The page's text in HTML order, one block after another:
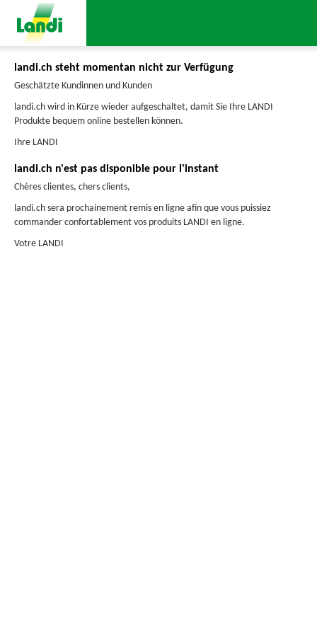
landi.ch steht momentan nicht zur Verfügung
Geschätzte Kundinnen und Kunden
landi.ch wird in Kürze wieder aufgeschaltet, damit Sie Ihre LANDI
Produkte bequem online bestellen können.
Ihre LANDI
landi.ch n'est pas disponible pour l'instant
Chères clientes, chers clients,
landi.ch sera prochainement remis en ligne afin que vous puissiez
commander confortablement vos produits LANDI en ligne.
Votre LANDI